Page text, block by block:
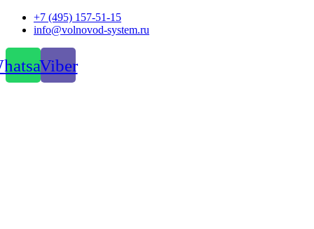
Перейти+7 (495) 157-51-15
info@volnovod-system.ru
Viber